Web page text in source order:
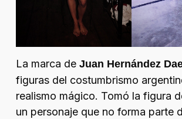
La marca de Juan Hernández
figuras del costumbrismo
realismo mágico. Tomó la figura
un personaje que no forma parte